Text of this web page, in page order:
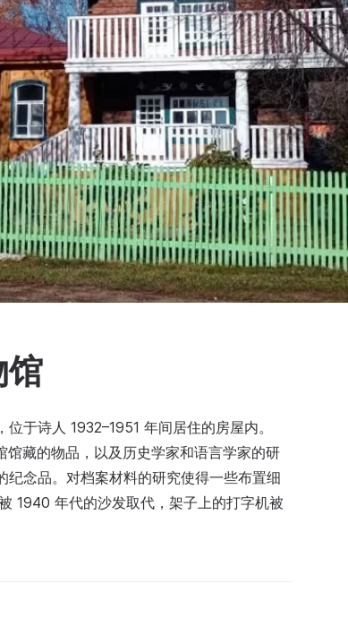
馆
于诗人 1932–1951 年间居住的房屋内。
藏的物品，以及历史学家和语言学家的研
念品。对档案材料的研究使得一些布置细
1940 年代的沙发取代，架子上的打字机被